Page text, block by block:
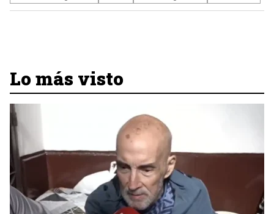
Lo más visto